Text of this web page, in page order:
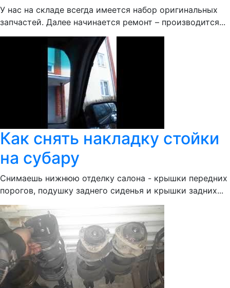
У нас на складе всегда имеется набор оригинальных
запчастей. Далее начинается ремонт – производится...
Как снять накладку стойки
на субару
Снимаешь нижнюю отделку салона - крышки передних
порогов, подушку заднего сиденья и крышки задних...